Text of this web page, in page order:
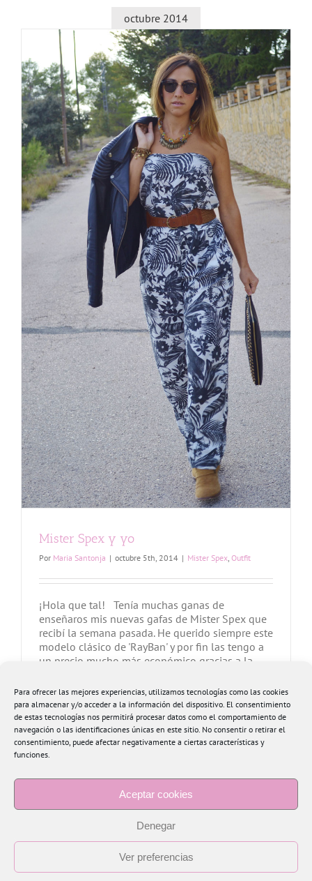
Para ofrecer las mejores experiencias, utilizamos tecnologías como las cookies
para almacenar y/o acceder a la información del dispositivo. El consentimiento
de estas tecnologías nos permitirá procesar datos como el comportamiento de
navegación o las identificaciones únicas en este sitio. No consentir o retirar el
consentimiento, puede afectar negativamente a ciertas características y
funciones.
Aceptar cookies
Denegar
Ver preferencias
octubre 2014
Mister Spex y yo
Por Maria Santonja | octubre 5th, 2014 | Mister Spex Outfit
¡Hola que tal! Tenía muchas ganas de
enseñaros mis nuevas gafas de Mister Spex que
recibí la semana pasada. He querido siempre este
modelo clásico de 'RayBan' y por fin las tengo a
un precio mucho más económico gracias a la
página podréis encontrar las mejores gafas de
[...]
Más información 2